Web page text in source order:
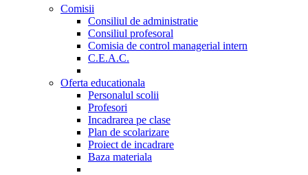
Comisii
Consiliul de administratie
Consiliul profesoral
Comisia de control managerial intern
C.E.A.C.
Oferta educationala
Personalul scolii
Profesori
Incadrarea pe clase
Plan de scolarizare
Proiect de incadrare
Baza materiala